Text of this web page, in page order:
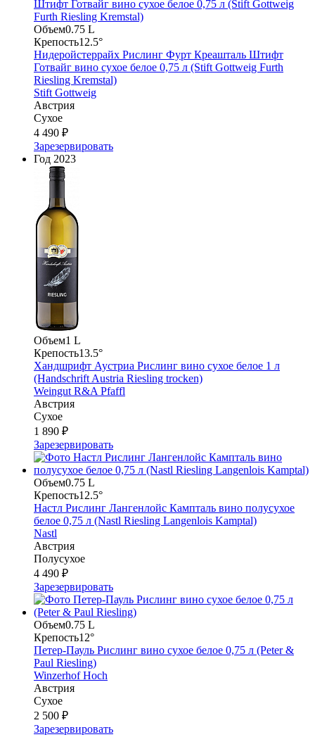
Объем0.75 L
Крепость12.5°
Нидеройстеррайх Рислинг Фурт Креашталь Штифт
Готвайг вино сухое белое 0,75 л (Stift Gottweig Furth
Riesling Kremstal)
Stift Gottweig
Австрия
Сухое
4 490 ₽
Зарезервировать
Год 2023
Объем1 L
Крепость13.5°
Хандшрифт Аустриа Рислинг вино сухое белое 1 л
(Handschrift Austria Riesling trocken)
Weingut R&A Pfaffl
Австрия
Сухое
1 890 ₽
Зарезервировать
Объем0.75 L
Крепость12.5°
Настл Рислинг Лангенлойс Кампталь вино полусухое
белое 0,75 л (Nastl Riesling Langenlois Kamptal)
Nastl
Австрия
Полусухое
4 490 ₽
Зарезервировать
Объем0.75 L
Крепость12°
Петер-Пауль Рислинг вино сухое белое 0,75 л (Peter &
Paul Riesling)
Winzerhof Hoch
Австрия
Сухое
2 500 ₽
Зарезервировать